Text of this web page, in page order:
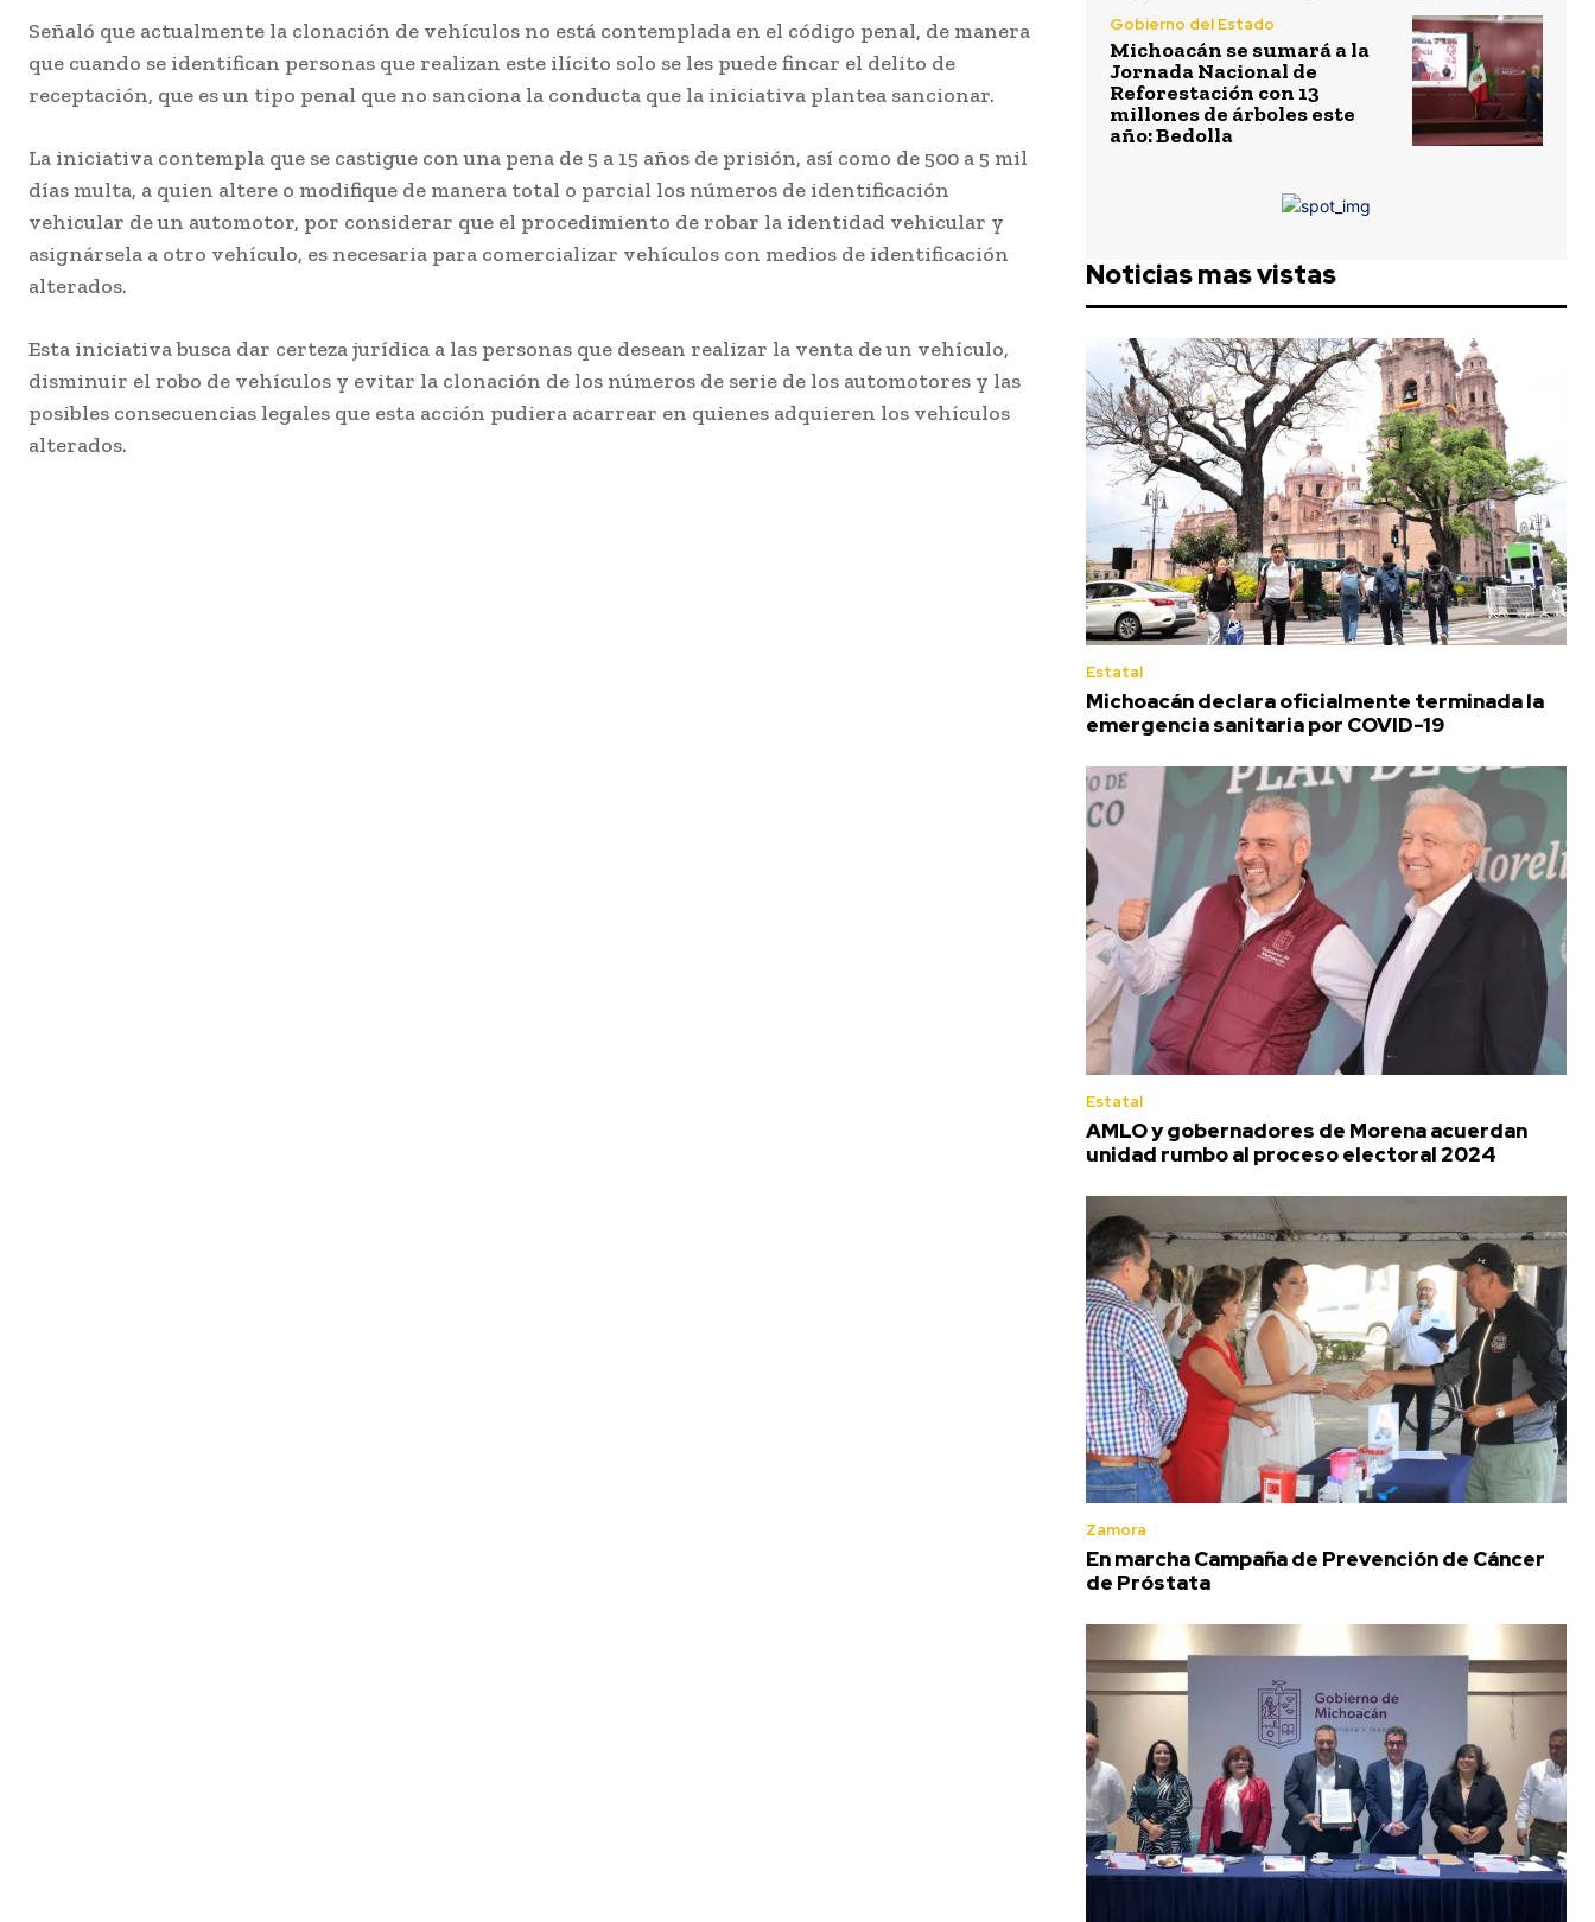
Señaló que actualmente la clonación de vehículos no está contemplada en el código penal, de manera
que cuando se identifican personas que realizan este ilícito solo se les puede fincar el delito de
receptación, que es un tipo penal que no sanciona la conducta que la iniciativa plantea sancionar.
La iniciativa contempla que se castigue con una pena de 5 a 15 años de prisión, así como de 500 a 5 mil
días multa, a quien altere o modifique de manera total o parcial los números de identificación
vehicular de un automotor, por considerar que el procedimiento de robar la identidad vehicular y
asignársela a otro vehículo, es necesaria para comercializar vehículos con medios de identificación
alterados.
Esta iniciativa busca dar certeza jurídica a las personas que desean realizar la venta de un vehículo,
disminuir el robo de vehículos y evitar la clonación de los números de serie de los automotores y las
posibles consecuencias legales que esta acción pudiera acarrear en quienes adquieren los vehículos
alterados.
Gobierno del Estado
Michoacán se sumará a la
Jornada Nacional de
Reforestación con 13
millones de árboles este
año: Bedolla
Noticias mas vistas
Estatal
Michoacán declara oficialmente terminada la
emergencia sanitaria por COVID-19
Estatal
AMLO y gobernadores de Morena acuerdan
unidad rumbo al proceso electoral 2024
Zamora
En marcha Campaña de Prevención de Cáncer
de Próstata